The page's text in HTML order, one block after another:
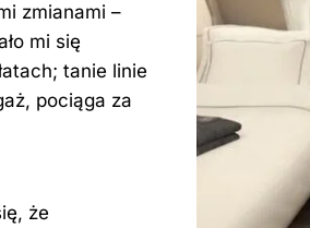
zmianami –
mi się
tanie linie
pociąga za
że